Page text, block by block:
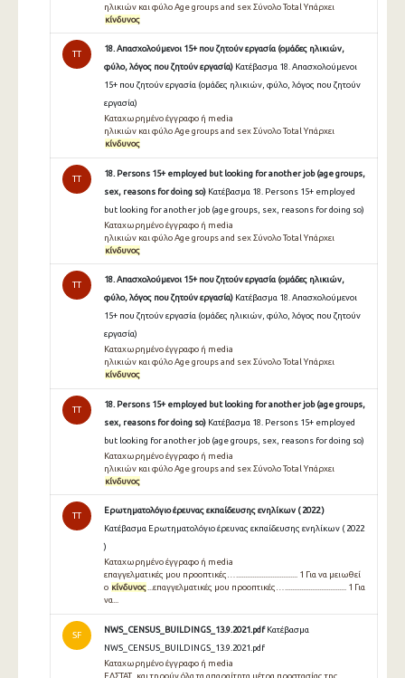
ηλικιών και φύλο Age groups and sex Σύνολο Total Υπάρχει
κίνδυνος
TT
18. Απασχολούμενοι 15+ που ζητούν εργασία (ομάδες ηλικιών,
φύλο, λόγος που ζητούν εργασία) Κατέβασμα 18. Απασχολούμενοι
15+ που ζητούν εργασία (ομάδες ηλικιών, φύλο, λόγος που ζητούν
εργασία)
Καταχωρημένο έγγραφο ή media
ηλικιών και φύλο Age groups and sex Σύνολο Total Υπάρχει
κίνδυνος
TT
18. Persons 15+ employed but looking for another job (age groups,
sex, reasons for doing so) Κατέβασμα 18. Persons 15+ employed
but looking for another job (age groups, sex, reasons for doing so)
Καταχωρημένο έγγραφο ή media
ηλικιών και φύλο Age groups and sex Σύνολο Total Υπάρχει
κίνδυνος
TT
18. Απασχολούμενοι 15+ που ζητούν εργασία (ομάδες ηλικιών,
φύλο, λόγος που ζητούν εργασία) Κατέβασμα 18. Απασχολούμενοι
15+ που ζητούν εργασία (ομάδες ηλικιών, φύλο, λόγος που ζητούν
εργασία)
Καταχωρημένο έγγραφο ή media
ηλικιών και φύλο Age groups and sex Σύνολο Total Υπάρχει
κίνδυνος
TT
18. Persons 15+ employed but looking for another job (age groups,
sex, reasons for doing so) Κατέβασμα 18. Persons 15+ employed
but looking for another job (age groups, sex, reasons for doing so)
Καταχωρημένο έγγραφο ή media
ηλικιών και φύλο Age groups and sex Σύνολο Total Υπάρχει
κίνδυνος
TT
Ερωτηματολόγιο έρευνας εκπαίδευσης ενηλίκων ( 2022 )
Κατέβασμα Ερωτηματολόγιο έρευνας εκπαίδευσης ενηλίκων ( 2022
)
Καταχωρημένο έγγραφο ή media
επαγγελματικές μου προοπτικές….................................. 1 Για να μειωθεί
ο κίνδυνος...επαγγελματικές μου προοπτικές….................................. 1 Για
να...
SF
NWS_CENSUS_BUILDINGS_13.9.2021.pdf Κατέβασμα
NWS_CENSUS_BUILDINGS_13.9.2021.pdf
Καταχωρημένο έγγραφο ή media
ΕΛΣΤΑΤ, και τηρούν όλα τα απαραίτητα μέτρα προστασίας της